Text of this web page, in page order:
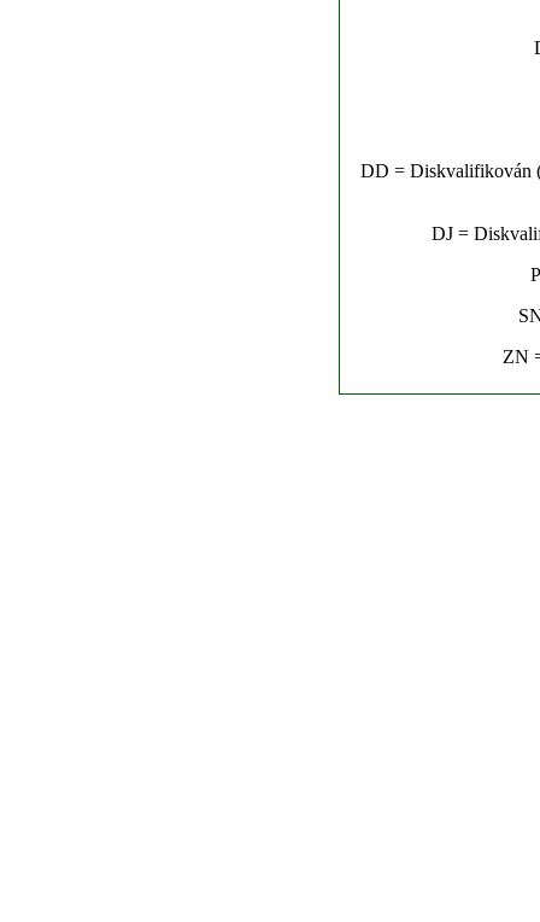
DD = Diskvalifikován
DJ =
ZN